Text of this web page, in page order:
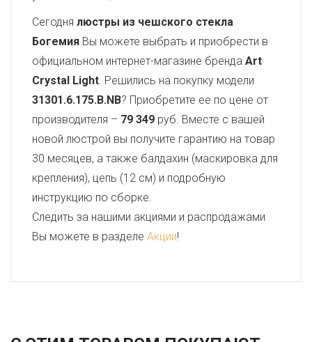
Сегодня люстры из чешского стекла
Богемия Вы можете выбрать и приобрести в
официальном интернет-магазине бренда Art
Crystal Light. Решились на покупку модели
31301.6.175.B.NB? Приобретите ее по цене от
производителя – 79 349 руб. Вместе с вашей
новой люстрой вы получите гарантию на товар
30 месяцев, а также балдахин (маскировка для
крепления), цепь (12 см) и подробную
инструкцию по сборке.
Следить за нашими акциями и распродажами
Вы можете в разделе Акции!